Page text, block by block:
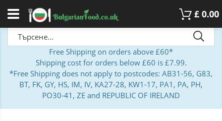
£ 0.00
Free Shipping on orders above £60*
Shipping cost for orders below £60 is £7.99.
*Free Shipping does not apply to postcodes: AB31-56, G83,
BT, FK, GY, HS, IM, IV, KA27-28, KW1-17, PA1, PA, PH,
PO30-41, ZE and REPUBLIC OF IRELAND